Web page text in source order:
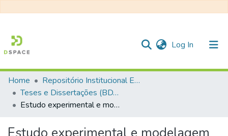
Log In (current)
Communities & Collections
All of DSpace
Statistics
Home
Repositório Institucional EESC
Teses e Dissertações (BDTD USP)
Estudo experimental e modelagem do escoamento estratificado ondulado óleo-água